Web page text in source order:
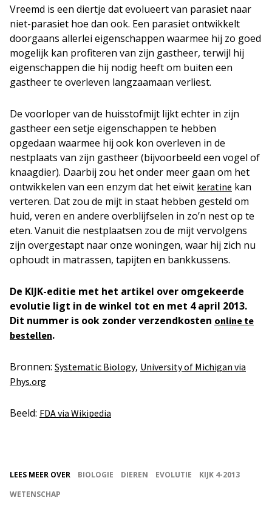
Vreemd is een diertje dat evolueert van parasiet naar
niet-parasiet hoe dan ook. Een parasiet ontwikkelt
doorgaans allerlei eigenschappen waarmee hij zo goed
mogelijk kan profiteren van zijn gastheer, terwijl hij
eigenschappen die hij nodig heeft om buiten een
gastheer te overleven langzaamaan verliest.
De voorloper van de huisstofmijt lijkt echter in zijn
gastheer een setje eigenschappen te hebben
opgedaan waarmee hij ook kon overleven in de
nestplaats van zijn gastheer (bijvoorbeeld een vogel of
knaagdier). Daarbij zou het onder meer gaan om het
ontwikkelen van een enzym dat het eiwit keratine kan
verteren. Dat zou de mijt in staat hebben gesteld om
huid, veren en andere overblijfselen in zo’n nest op te
eten. Vanuit die nestplaatsen zou de mijt vervolgens
zijn overgestapt naar onze woningen, waar hij zich nu
ophoudt in matrassen, tapijten en bankkussens.
De KIJK-editie met het artikel over omgekeerde
evolutie ligt in de winkel tot en met 4 april 2013.
Dit nummer is ook zonder verzendkosten online te
bestellen.
Bronnen: Systematic Biology, University of Michigan via
Phys.org
Beeld: FDA via Wikipedia
LEES MEER OVER BIOLOGIE DIEREN EVOLUTIE
KIJK 4-2013
WETENSCHAP